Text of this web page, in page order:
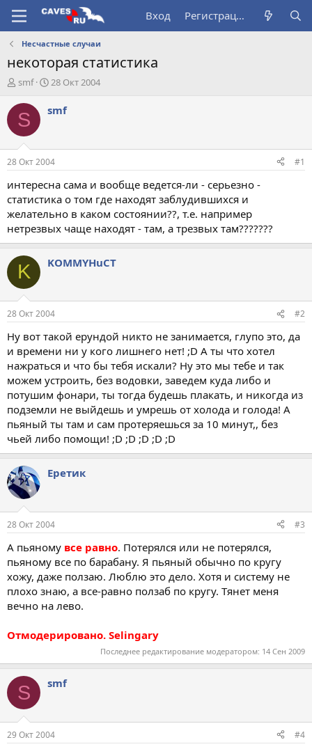
Вход Регистрация
Несчастные случаи
некоторая статистика
А
т
о
т
е
м
ы
smf
Д
т
ч
а
л
28 Окт 2004
S smf
28 Окт 2004 #1
интересна сама и вообще ведется-ли - серьезно -
статистика о том где находят заблудившихся и
желательно в каком состоянии??, т.е. например
нетрезвых чаще находят - там, а трезвых там???????
K KOMMYHuCT
28 Окт 2004 #2
Ну вот такой ерундой никто не занимается, глупо это, да
и времени ни у кого лишнего нет! ;D А ты что хотел
нажраться и что бы тебя искали? Ну это мы тебе и так
можем устроить, без водовки, заведем куда либо и
потушим фонари, ты тогда будешь плакать, и никогда из
подземли не выйдешь и умрешь от холода и голода! А
пьяный ты там и сам протеряешься за 10 минут,, без
чьей либо помощи! ;D ;D ;D ;D ;D
Еретик
28 Окт 2004 #3
А пьяному все равно. Потерялся или не потерялся,
пьяному все по барабану. Я пьяный обычно по кругу
хожу, даже ползаю. Люблю это дело. Хотя и систему не
плохо знаю, а все-равно ползаб по кругу. Тянет меня
вечно на лево.
Отмодерировано. Selingary
Последнее редактирование модератором: 14 Сен 2009
S smf
29 Окт 2004 #4